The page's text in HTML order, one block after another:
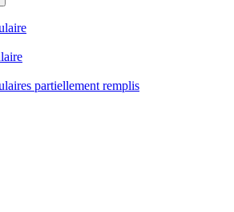
partiellement remplis